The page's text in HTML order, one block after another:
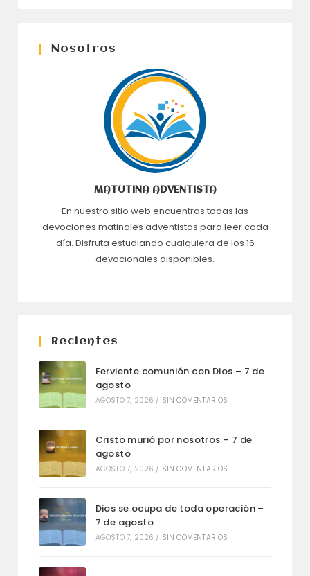
Nosotros
MATUTINA ADVENTISTA
En nuestro sitio web encuentras todas las
devociones matinales adventistas para leer cada
día. Disfruta estudiando cualquiera de los 16
devocionales disponibles.
Recientes
Ferviente comunión con Dios – 7 de
agosto
AGOSTO 7, 2026 / SIN COMENTARIOS
Cristo murió por nosotros – 7 de
agosto
AGOSTO 7, 2026 / SIN COMENTARIOS
Dios se ocupa de toda operación –
7 de agosto
AGOSTO 7, 2026 / SIN COMENTARIOS